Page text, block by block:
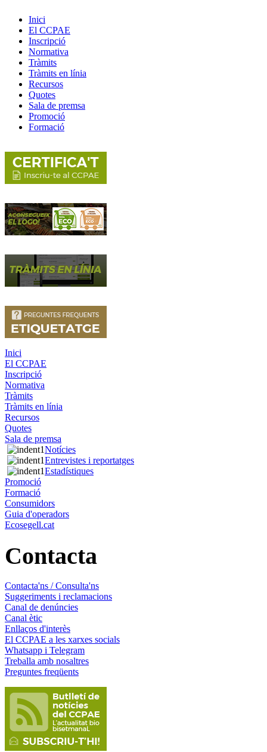
Inici
El CCPAE
Inscripció
Normativa
Tràmits
Tràmits en línia
Recursos
Quotes
Sala de premsa
Promoció
Formació
Inici
El CCPAE
Inscripció
Normativa
Tràmits
Tràmits en línia
Recursos
Quotes
Sala de premsa
Notícies
Entrevistes i reportatges
Estadístiques
Promoció
Formació
Consumidors
Guia d'operadors
Ecosegell.cat
Contacta
Contacta'ns / Consulta'ns
Suggeriments i reclamacions
Canal de denúncies
Canal ètic
Enllaços d'interès
El CCPAE a les xarxes socials
Whatsapp i Telegram
Treballa amb nosaltres
Preguntes freqüents